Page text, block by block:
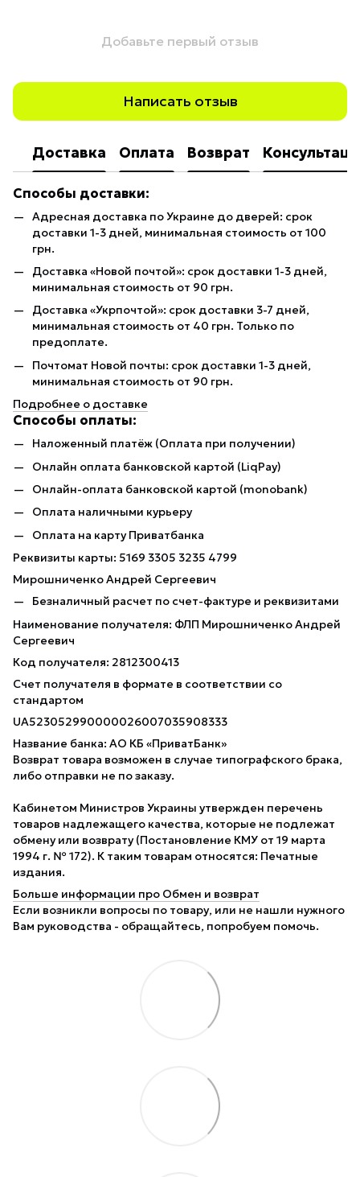
Добавьте первый отзыв
Написать отзыв
Доставка Оплата Возврат
Способы доставки:
Адресная доставка по Украине до дверей: срок
доставки 1-3 дней, минимальная стоимость от 100
грн.
Доставка «Новой почтой»: срок доставки 1-3 дней,
минимальная стоимость от 90 грн.
Доставка «Укрпочтой»: срок доставки 3-7 дней,
минимальная стоимость от 40 грн. Только по
предоплате.
Почтомат Новой почты: срок доставки 1-3 дней,
минимальная стоимость от 90 грн.
Подробнее о доставке
Способы оплаты:
Наложенный платёж (Оплата при получении)
Онлайн оплата банковской картой (LiqPay)
Онлайн-оплата банковской картой (monobank)
Оплата наличными курьеру
Оплата на карту Приватбанка
Реквизиты карты: 5169 3305 3235 4799
Мирошниченко Андрей Сергеевич
Безналичный расчет по счет-фактуре и реквизитами
Наименование получателя: ФЛП Мирошниченко Андрей
Сергеевич
Код получателя: 2812300413
Счет получателя в формате в соответствии со
стандартом
UA523052990000026007035908333
Название банка: АО КБ «ПриватБанк»
Возврат товара возможен в случае типографского брака,
либо отправки не по заказу.
Кабинетом Министров Украины утвержден перечень
товаров надлежащего качества, которые не подлежат
обмену или возврату (Постановление КМУ от 19 марта
1994 г. № 172). К таким товарам относятся: Печатные
издания.
Больше информации про Обмен и возврат
Если возникли вопросы по товару, или не нашли нужного
Вам руководства - обращайтесь, попробуем помочь.